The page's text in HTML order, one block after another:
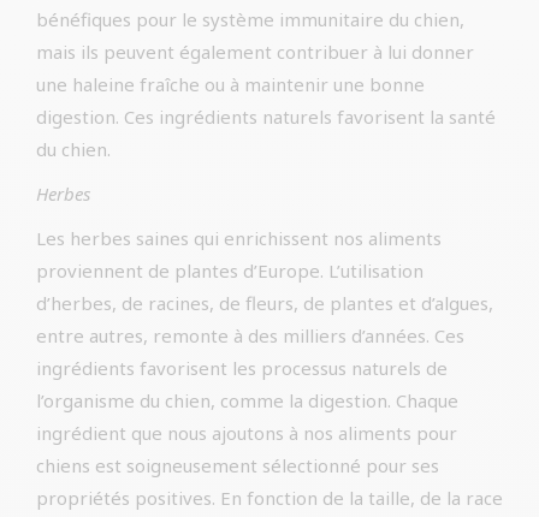
bénéfiques pour le système immunitaire du chien,
mais ils peuvent également contribuer à lui donner
une haleine fraîche ou à maintenir une bonne
digestion. Ces ingrédients naturels favorisent la santé
du chien.
Herbes
Les herbes saines qui enrichissent nos aliments
proviennent de plantes d’Europe. L’utilisation
d’herbes, de racines, de fleurs, de plantes et d’algues,
entre autres, remonte à des milliers d’années. Ces
ingrédients favorisent les processus naturels de
l’organisme du chien, comme la digestion. Chaque
ingrédient que nous ajoutons à nos aliments pour
chiens est soigneusement sélectionné pour ses
propriétés positives. En fonction de la taille, de la race